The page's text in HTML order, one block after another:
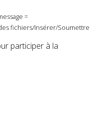
=
fichiers/Insérer/Soumettre
participer à la